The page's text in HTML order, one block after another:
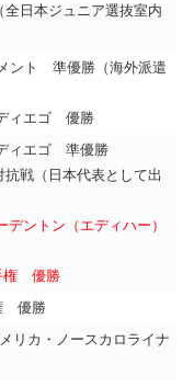
日本ジュニア選抜室内
ント 準優勝（海外派遣
ィエゴ 優勝
ィエゴ 準優勝
戦（日本代表として出
ントン（エディハー）
権 優勝
優勝
リカ・ノースカロライナ